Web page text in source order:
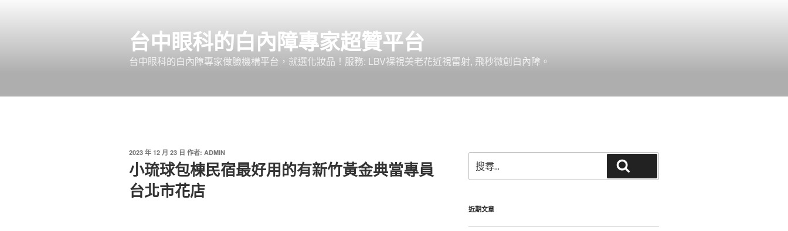
台中眼科的白內障專家超贊平台
台中眼科的白內障專家做臉機構平台，就選化妝品！服務: LBV裸視美老花近視雷射, 飛秒微創白內障。
發
於
2023 年 12 月 23 日 作者: ADMIN
小琉球包棟民宿最好用的有新竹黃金典當專員
台北市花店
尋
關
字:
近期文章